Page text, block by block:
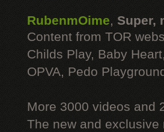
RubenmOime, Super,
Content from TOR
Childs Play, Baby
OPVA, Pedo
More 3000 videos and
The new and